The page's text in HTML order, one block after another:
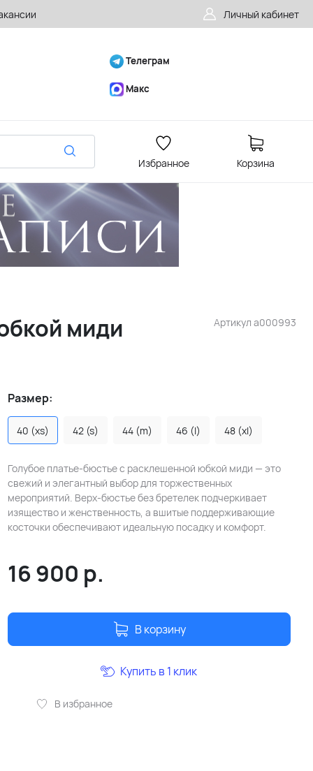
Личный кабинет
Телеграм
Макс
Избранное Корзина
Артикул a000993
миди
Размер:
40 (xs) 42 (s) 44 (m) 46 (l) 48 (xl)
Голубое платье-бюстье с расклешенной юбкой миди — это
свежий и элегантный выбор для торжественных
мероприятий. Верх-бюстье без бретелек подчеркивает
изящество и женственность, а вшитые поддерживающие
косточки обеспечивают идеальную посадку и комфорт.
16 900 р.
В корзину
В избранное
Купить в 1 клик